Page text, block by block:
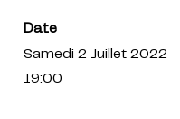
Date
Samedi 2 Juillet 2022
19:00